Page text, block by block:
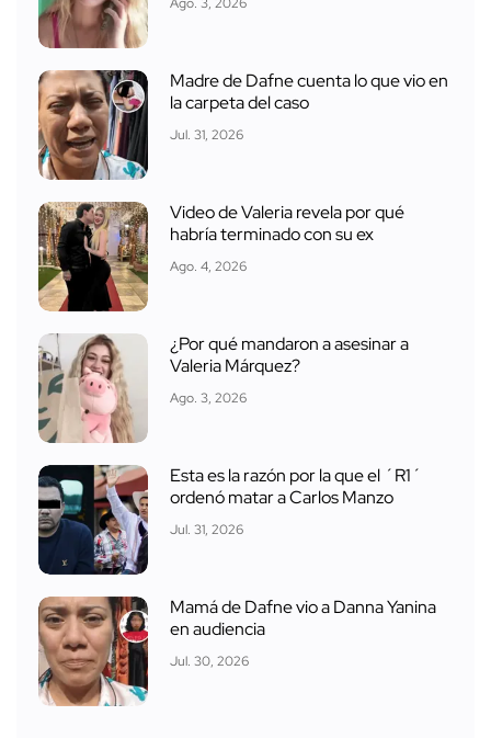
Madre de Dafne cuenta lo que vio en
la carpeta del caso
Jul. 31, 2026
Video de Valeria revela por qué
habría terminado con su ex
Ago. 4, 2026
¿Por qué mandaron a asesinar a
Valeria Márquez?
Ago. 3, 2026
Esta es la razón por la que el ´R1´
ordenó matar a Carlos Manzo
Jul. 31, 2026
Mamá de Dafne vio a Danna Yanina
en audiencia
Jul. 30, 2026